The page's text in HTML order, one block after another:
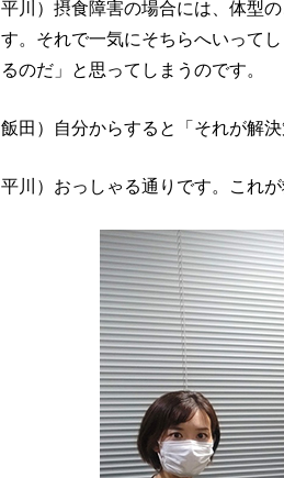
平川）摂食障害の場合には、体型
す。それで一気にそちらへいって
るのだ」と思ってしまうのです。
飯田）自分からすると「それが解
平川）おっしゃる通りです。これ